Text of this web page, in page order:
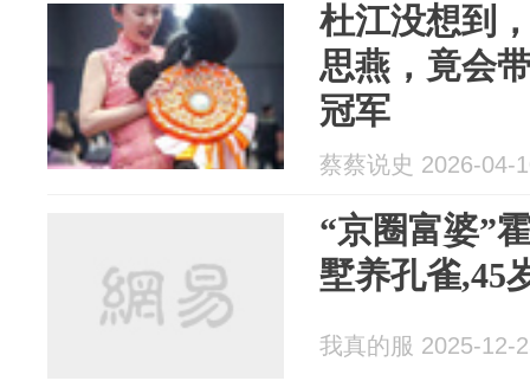
杜江没想到
思燕，竟会
冠军
蔡蔡说史 2026-04-
“京圈富婆”
墅养孔雀,45
我真的服 2025-12-